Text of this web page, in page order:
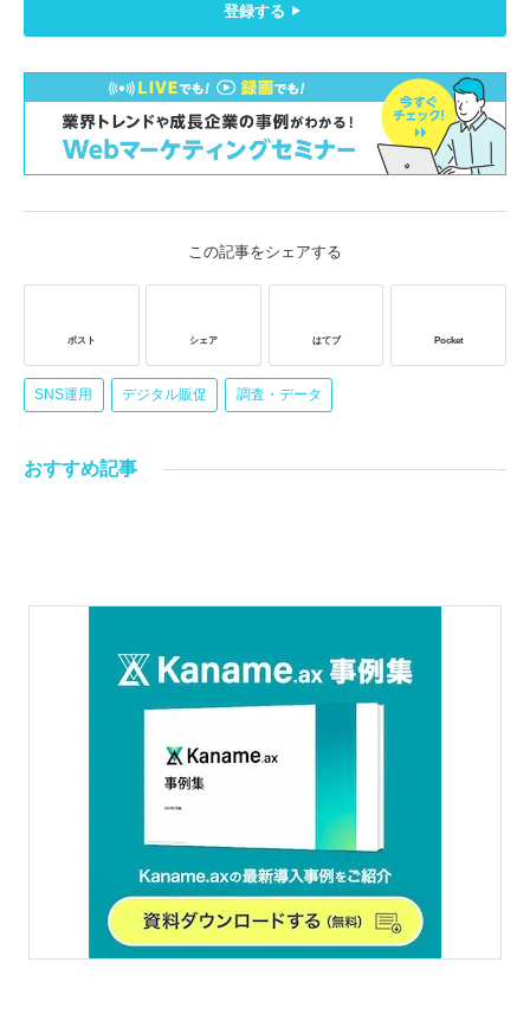
登録する
この記事をシェアする
ポスト シェア はてブ Pocket
SNS運用 デジタル販促 調査・データ
おすすめ記事